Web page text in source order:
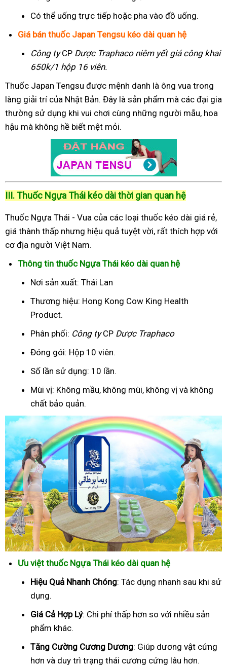
Có thể uống trực tiếp hoặc pha vào đồ uống.
Giá bán thuốc Japan Tengsu kéo dài quan hệ
Công tyCP Dược Traphaconiêm yết giá công khai
650k/1 hộp 16 viên.
Thuốc Japan Tengsu được mệnh danh là ông vua trong
làng giải trí của Nhật Bản. Đây là sản phẩm mà các đại gia
thường sử dụng khi vui chơi cùng những người mẫu, hoa
hậu mà không hề biết mệt mỏi.
III. Thuốc Ngựa Thái kéo dài thời gian quan hệ
Thuốc Ngựa Thái - Vua của các loại thuốc kéo dài giá rẻ,
giá thành thấp nhưng hiệu quả tuyệt vời, rất thích hợp với
cơ địa người Việt Nam.
Thông tin thuốc Ngựa Thái kéo dài quan hệ
Nơi sản xuất: Thái Lan
Thương hiệu: Hong Kong Cow King Health
Product.
Phân phối: Công tyCP Dược Traphaco
Đóng gói: Hộp 10 viên.
Số lần sử dụng: 10 lần.
Mùi vị: Không mầu, không mùi, không vị và không
chất bảo quản.
Ưu việt thuốc Ngựa Thái kéo dài quan hệ
Hiệu Quả Nhanh Chóng: Tác dụng nhanh sau khi sử
dụng.
Giá Cả Hợp Lý: Chi phí thấp hơn so với nhiều sản
phẩm khác.
Tăng Cường Cương Dương: Giúp dương vật cứng
hơn và duy trì trạng thái cương cứng lâu hơn.